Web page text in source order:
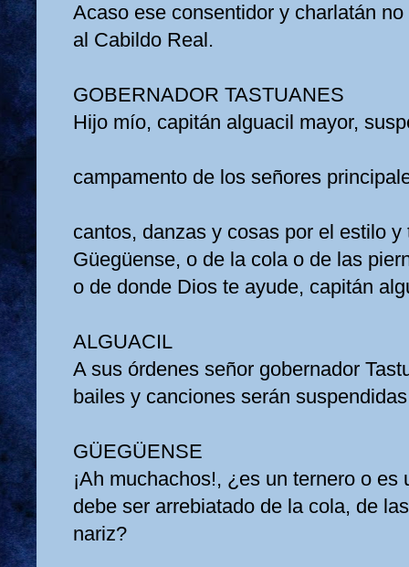
Acaso ese consentidor y charlatán
al Cabildo Real.
GOBERNADOR TASTUANES
Hijo mío, capitán alguacil mayor,
campamento de los señores
cantos, danzas y cosas por el estilo
Güegüense, o de la cola o de las
o de donde Dios te ayude, capitán
ALGUACIL
A sus órdenes señor gobernador
bailes y canciones serán
GÜEGÜENSE
¡Ah muchachos!, ¿es un ternero o
debe ser arrebiatado de la cola, de
nariz?